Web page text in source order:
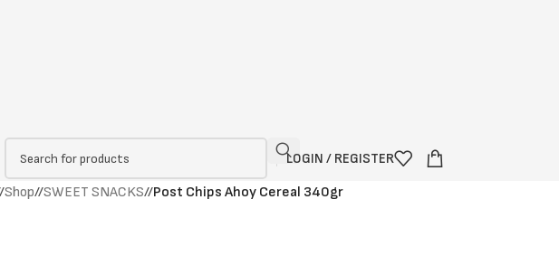
LOGIN / REGISTER
Shop/ SWEET SNACKS/ Post Chips Ahoy Cereal 340gr